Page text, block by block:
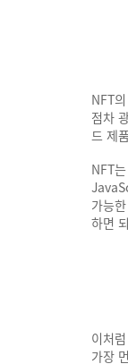
NFT
점차
드 제
NFT
가능
하면
이처
가장